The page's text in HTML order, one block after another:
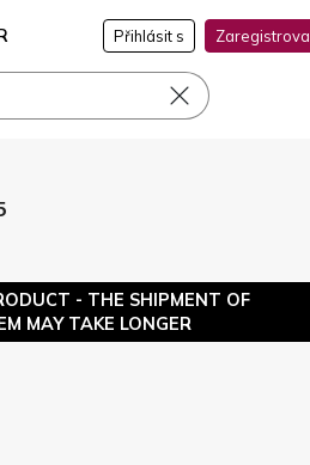
Přihlásit s Zaregistrova
- THE SHIPMENT OF
MAY TAKE LONGER